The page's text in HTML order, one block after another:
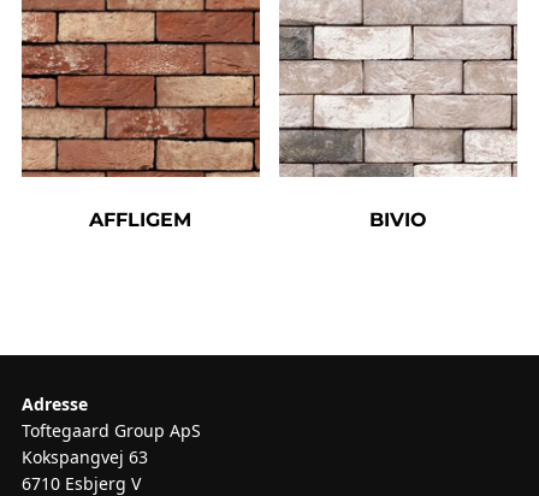
AFFLIGEM BIVIO
Adresse
Toftegaard Group ApS
Kokspangvej 63
6710 Esbjerg V